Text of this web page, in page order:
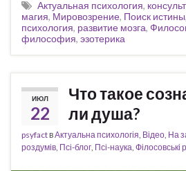
Актуальная психология,
магия, Мировозрение, Поиск истины,
психология, развитие мозга,
философия, эзотерика
ИЮЛ
22
Что такое
ли душа?
psyfactвАктуальна психологія Відео На
роздумів Псі-блог Псі-наука Філосовські